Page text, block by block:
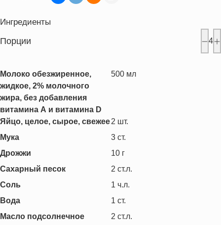
Ингредиенты
Порции 4
Молоко обезжиренное,
жидкое, 2% молочного
жира, без добавления
витамина А и витамина D
500 мл
Яйцо, целое, сырое, свежее2 шт.
Мука
3 ст.
Дрожжи
10 г
Сахарный песок
2 ст.л.
Соль
1 ч.л.
Вода
1 ст.
Масло подсолнечное
2 ст.л.